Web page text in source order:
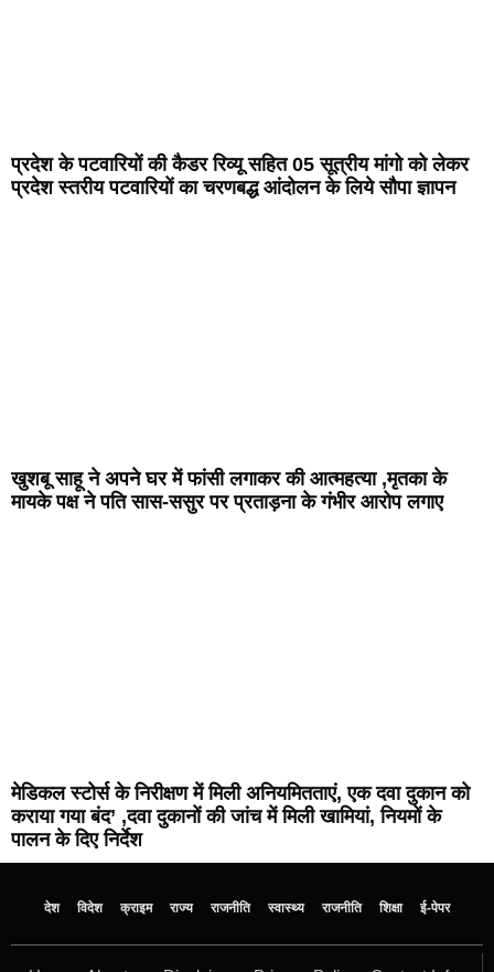
प्रदेश के पटवारियों की कैडर रिव्यू सहित 05 सूत्रीय मांगो को लेकर
प्रदेश स्तरीय पटवारियों का चरणबद्ध आंदोलन के लिये सौपा ज्ञापन
खुशबू साहू ने अपने घर में फांसी लगाकर की आत्महत्या ,मृतका के
मायके पक्ष ने पति सास-ससुर पर प्रताड़ना के गंभीर आरोप लगाए
मेडिकल स्टोर्स के निरीक्षण में मिली अनियमितताएं, एक दवा दुकान को
कराया गया बंद’ ,दवा दुकानों की जांच में मिली खामियां, नियमों के
पालन के दिए निर्देश
देश विदेश क्राइम राज्य राजनीति स्वास्थ्य राजनीति शिक्षा ई-पेपर